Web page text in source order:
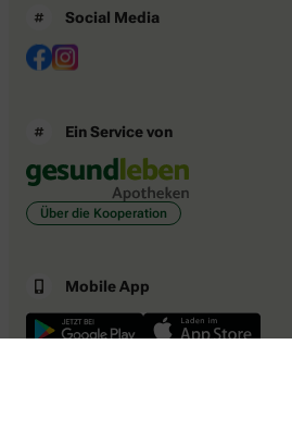
Social Media
Ein Service von
Über die Kooperation
Mobile App